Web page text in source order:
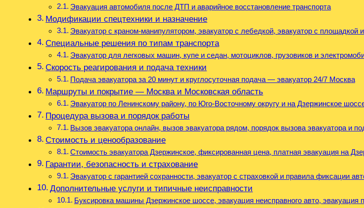
Эвакуация автомобиля после ДТП и аварийное восстановление транспорта
Модификации спецтехники и назначение
Эвакуатор с краном-манипулятором, эвакуатор с лебедкой, эвакуатор с площадкой
Специальные решения по типам транспорта
Эвакуатор для легковых машин, купе и седан, мотоциклов, грузовиков и
Скорость реагирования и подача техники
Подача эвакуатора за 20 минут и круглосуточная подача — эвакуатор 24/7 Москва
Маршруты и покрытие — Москва и Московская область
Эвакуатор по Ленинскому району, по Юго-Восточному округу и на Дзержинское
Процедура вызова и порядок работы
Вызов эвакуатора онлайн, вызов эвакуатора рядом, порядок вызова эвакуатора и
Стоимость и ценообразование
Стоимость эвакуатора Дзержинское, фиксированная цена, платная эвакуация на
Гарантии, безопасность и страхование
Эвакуатор с гарантией сохранности, эвакуатор с страховкой и правила фиксации
Дополнительные услуги и типичные неисправности
Буксировка машины Дзержинское шоссе, эвакуация неисправного авто,